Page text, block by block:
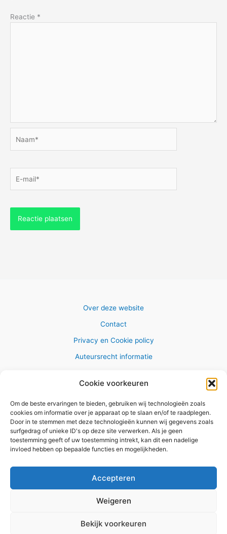
Cookie voorkeuren
Om de beste ervaringen te bieden, gebruiken wij technologieën zoals
cookies om informatie over je apparaat op te slaan en/of te raadplegen.
Door in te stemmen met deze technologieën kunnen wij gegevens zoals
surfgedrag of unieke ID's op deze site verwerken. Als je geen
toestemming geeft of uw toestemming intrekt, kan dit een nadelige
invloed hebben op bepaalde functies en mogelijkheden.
Accepteren
Weigeren
Bekijk voorkeuren
Reactie *
mail*
Over deze website
Contact
Privacy en Cookie policy
Auteursrecht informatie
Copyright © 2026 AlleWandelRoutes.nl
Vul hier je e-mail adres in om het
GRATIS wandelboekje te
ontvangen